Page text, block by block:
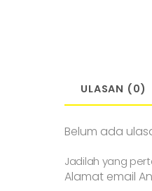
ULASAN (0)
Belum ada
Jadilah yang
Alamat email